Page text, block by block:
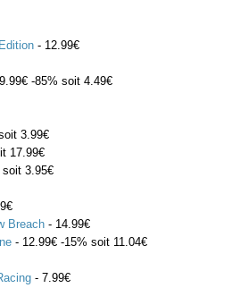
- 12.99€
-85% soit 4.49€
3.99€
17.99€
3.95€
Breach - 14.99€
- 12.99€ -15% soit 11.04€
- 7.99€